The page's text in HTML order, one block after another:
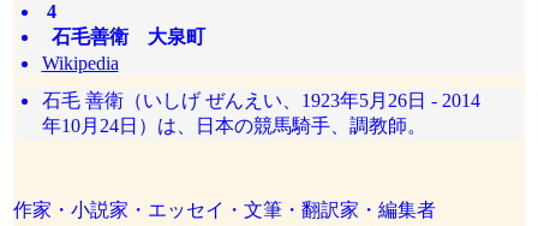
4
石毛善衛 大泉町
Wikipedia
石毛 善衛（いしげ ぜんえい、1923年5月26日 - 2014
年10月24日）は、日本の競馬騎手、調教師。
作家・小説家・エッセイ・文筆・翻訳家・編集者